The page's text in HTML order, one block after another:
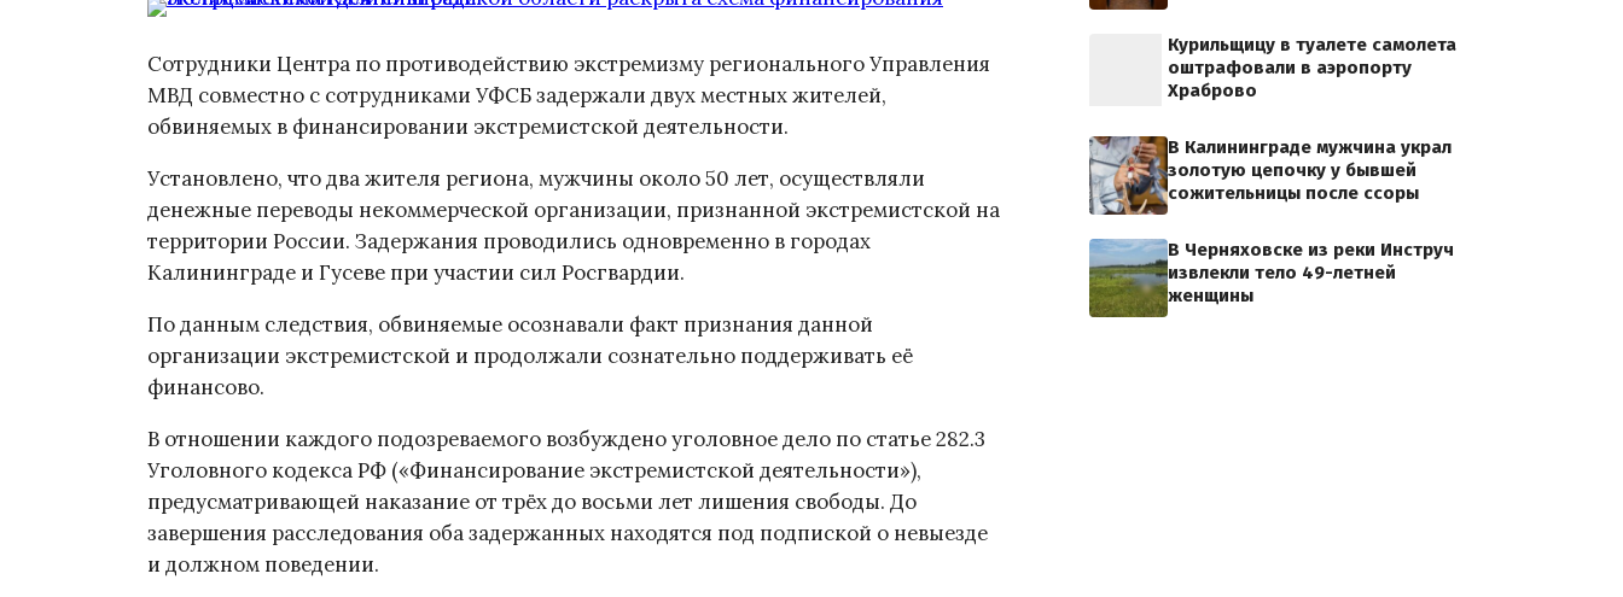
Сотрудники Центра по противодействию экстремизму регионального Управления
МВД совместно с сотрудниками УФСБ задержали двух местных жителей,
обвиняемых в финансировании экстремистской деятельности.
Установлено, что два жителя региона, мужчины около 50 лет, осуществляли
денежные переводы некоммерческой организации, признанной экстремистской на
территории России. Задержания проводились одновременно в городах
Калининграде и Гусеве при участии сил Росгвардии.
По данным следствия, обвиняемые осознавали факт признания данной
организации экстремистской и продолжали сознательно поддерживать её
финансово.
В отношении каждого подозреваемого возбуждено уголовное дело по статье 282.3
Уголовного кодекса РФ («Финансирование экстремистской деятельности»),
предусматривающей наказание от трёх до восьми лет лишения свободы. До
завершения расследования оба задержанных находятся под подпиской о невыезде
и должном поведении.
Курильщицу в туалете самолета
оштрафовали в аэропорту
Храброво
В Калининграде мужчина украл
золотую цепочку у бывшей
сожительницы после ссоры
В Черняховске из реки Инструч
извлекли тело 49-летней
женщины